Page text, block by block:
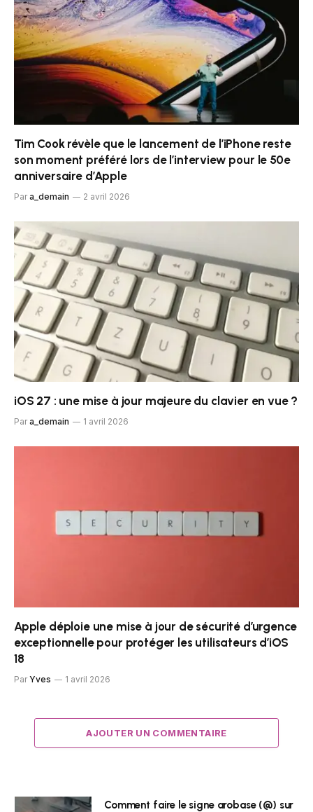
Tim Cook révèle que le lancement de l’iPhone reste
son moment préféré lors de l’interview pour le 50e
anniversaire d’Apple
Par a_demain 2 avril 2026
iOS 27 : une mise à jour majeure du clavier en vue ?
Par a_demain 1 avril 2026
Apple déploie une mise à jour de sécurité d’urgence
exceptionnelle pour protéger les utilisateurs d’iOS
18
Par Yves 1 avril 2026
AJOUTER UN COMMENTAIRE
Comment faire le signe arobase (@) sur